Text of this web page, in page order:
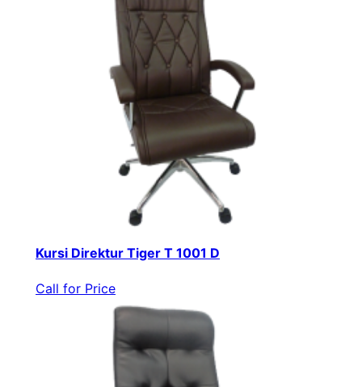
Kursi Direktur Tiger T 1001 D
Call for Price